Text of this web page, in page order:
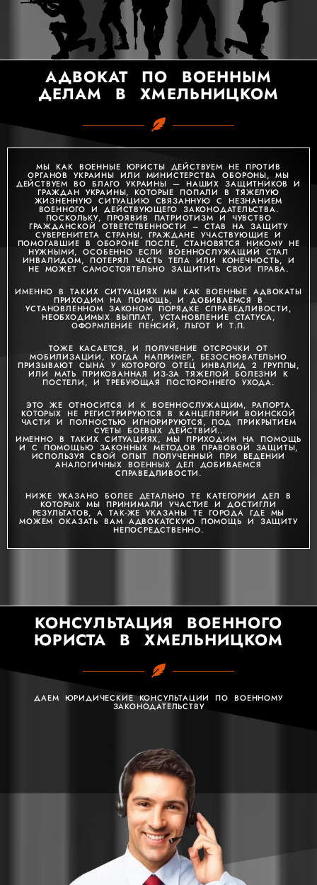
АДВОКАТ ПО ВОЕННЫМ
ДЕЛАМ В ХМЕЛЬНИЦКОМ
МЫ КАК ВОЕННЫЕ ЮРИСТЫ ДЕЙСТВУЕМ НЕ ПРОТИВ
ОРГАНОВ УКРАИНЫ ИЛИ МИНИСТЕРСТВА ОБОРОНЫ, МЫ
ДЕЙСТВУЕМ ВО БЛАГО УКРАИНЫ — НАШИХ ЗАЩИТНИКОВ И
ГРАЖДАН УКРАИНЫ, КОТОРЫЕ ПОПАЛИ В ТЯЖЕЛУЮ
ЖИЗНЕННУЮ СИТУАЦИЮ СВЯЗАННУЮ С НЕЗНАНИЕМ
ВОЕННОГО И ДЕЙСТВУЮЩЕГО ЗАКОНОДАТЕЛЬСТВА.
ПОСКОЛЬКУ, ПРОЯВИВ ПАТРИОТИЗМ И ЧУВСТВО
ГРАЖДАНСКОЙ ОТВЕТСТВЕННОСТИ – СТАВ НА ЗАЩИТУ
СУВЕРЕНИТЕТА СТРАНЫ, ГРАЖДАНЕ УЧАСТВУЮЩИЕ И
ПОМОГАВШИЕ В ОБОРОНЕ ПОСЛЕ, СТАНОВЯТСЯ НИКОМУ НЕ
НУЖНЫМИ, ОСОБЕННО ЕСЛИ ВОЕННОСЛУЖАЩИЙ СТАЛ
ИНВАЛИДОМ, ПОТЕРЯЛ ЧАСТЬ ТЕЛА ИЛИ КОНЕЧНОСТЬ, И
НЕ МОЖЕТ САМОСТОЯТЕЛЬНО ЗАЩИТИТЬ СВОИ ПРАВА.
ИМЕННО В ТАКИХ СИТУАЦИЯХ МЫ КАК ВОЕННЫЕ АДВОКАТЫ
ПРИХОДИМ НА ПОМОЩЬ, И ДОБИВАЕМСЯ В
УСТАНОВЛЕННОМ ЗАКОНОМ ПОРЯДКЕ СПРАВЕДЛИВОСТИ,
НЕОБХОДИМЫХ ВЫПЛАТ, УСТАНОВЛЕНИЕ СТАТУСА,
ОФОРМЛЕНИЕ ПЕНСИЙ, ЛЬГОТ И Т.П.
ТОЖЕ КАСАЕТСЯ, И ПОЛУЧЕНИЕ ОТСРОЧКИ ОТ
МОБИЛИЗАЦИИ, КОГДА НАПРИМЕР, БЕЗОСНОВАТЕЛЬНО
ПРИЗЫВАЮТ СЫНА У КОТОРОГО ОТЕЦ ИНВАЛИД 2 ГРУППЫ,
ИЛИ МАТЬ ПРИКОВАННАЯ ИЗ-ЗА ТЯЖЕЛОЙ БОЛЕЗНИ К
ПОСТЕЛИ, И ТРЕБУЮЩАЯ ПОСТОРОННЕГО УХОДА.
ЭТО ЖЕ ОТНОСИТСЯ И К ВОЕННОСЛУЖАЩИМ, РАПОРТА
КОТОРЫХ НЕ РЕГИСТРИРУЮТСЯ В КАНЦЕЛЯРИИ ВОИНСКОЙ
ЧАСТИ И ПОЛНОСТЬЮ ИГНОРИРУЮТСЯ, ПОД ПРИКРЫТИЕМ
СУЕТЫ БОЕВЫХ ДЕЙСТВИЙ..
ИМЕННО В ТАКИХ СИТУАЦИЯХ, МЫ ПРИХОДИМ НА ПОМОЩЬ
И С ПОМОЩЬЮ ЗАКОННЫХ МЕТОДОВ ПРАВОВОЙ ЗАЩИТЫ,
ИСПОЛЬЗУЯ СВОЙ ОПЫТ ПОЛУЧЕННЫЙ ПРИ ВЕДЕНИИ
АНАЛОГИЧНЫХ ВОЕННЫХ ДЕЛ ДОБИВАЕМСЯ
СПРАВЕДЛИВОСТИ.
НИЖЕ УКАЗАНО БОЛЕЕ ДЕТАЛЬНО ТЕ КАТЕГОРИИ ДЕЛ В
КОТОРЫХ МЫ ПРИНИМАЛИ УЧАСТИЕ И ДОСТИГЛИ
РЕЗУЛЬТАТОВ, А ТАК-ЖЕ УКАЗАНЫ ТЕ ГОРОДА ГДЕ МЫ
МОЖЕМ ОКАЗАТЬ ВАМ АДВОКАТСКУЮ ПОМОЩЬ И ЗАЩИТУ
НЕПОСРЕДСТВЕННО.
КОНСУЛЬТАЦИЯ ВОЕННОГО
ЮРИСТА В ХМЕЛЬНИЦКОМ
ДАЕМ ЮРИДИЧЕСКИЕ КОНСУЛЬТАЦИИ ПО ВОЕННОМУ
ЗАКОНОДАТЕЛЬСТВУ